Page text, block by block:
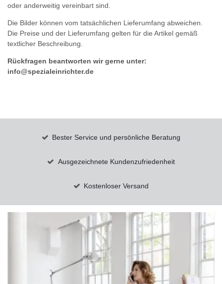
oder anderweitig vereinbart sind.
Die Bilder können vom tatsächlichen Lieferumfang abweichen.
Die Preise und der Lieferumfang gelten für die Artikel gemäß
textlicher Beschreibung.
Rückfragen beantworten wir gerne unter:
info@spezialeinrichter.de
Bester Service und persönliche Beratung
Ausgezeichnete Kundenzufriedenheit
Kostenloser Versand